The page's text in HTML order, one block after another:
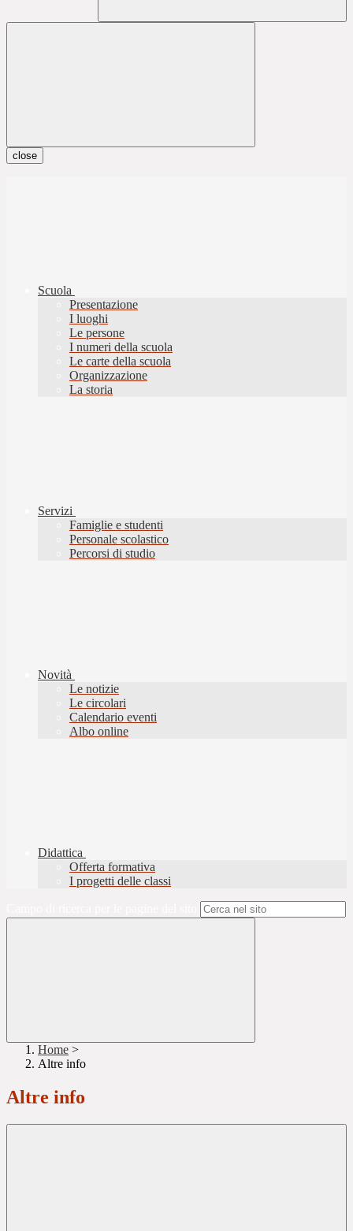
close
Scuola
Presentazione
I luoghi
Le persone
I numeri della scuola
Le carte della scuola
Organizzazione
La storia
Servizi
Famiglie e studenti
Personale scolastico
Percorsi di studio
Novità
Le notizie
Le circolari
Calendario eventi
Albo online
Didattica
Offerta formativa
I progetti delle classi
Home >
Altre info
Altre info